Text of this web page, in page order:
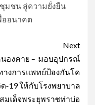
มชน สู่ความยั่งยืน
ออนาคต
Next
องคาย – มอบอุปกรณ์
างการแพทย์ป้องกันโค
-19 ให้กับโรงพยาบาล
สมเด็จพระยุพราชท่าบ่อ